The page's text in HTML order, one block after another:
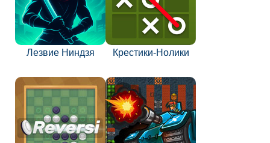
Лезвие Ниндзя Крестики-Нолики